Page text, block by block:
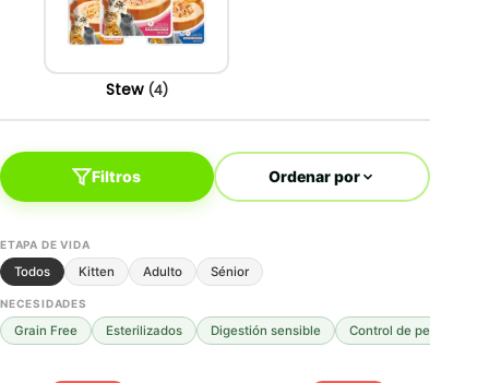
Stew (4)
Filtros Ordenar por
ETAPA DE VIDA
Todos Kitten Adulto Sénior
NECESIDADES
Grain Free Esterilizados Digestión sensible Control de peso